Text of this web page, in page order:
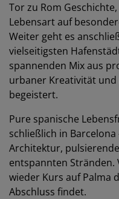
Tor zu Rom
Lebensart auf
Weiter geht es
vielseitigsten
spannenden Mix aus
urbaner Kreativität
begeistert.
Pure spanische
schließlich in
Architektur,
entspannten Stränden.
wieder Kurs auf Palma
Abschluss findet.